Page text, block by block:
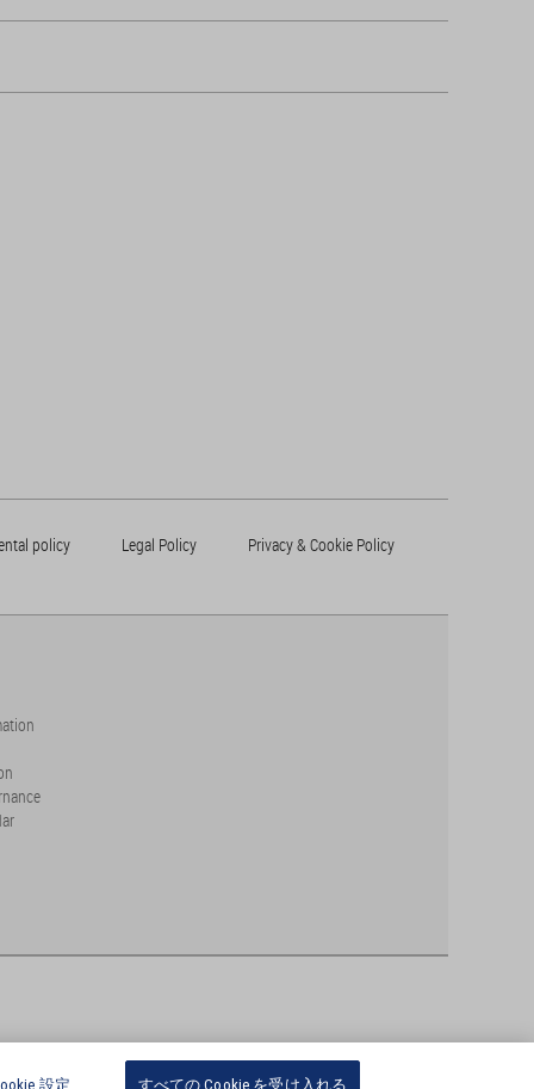
policy Legal Policy Privacy & Cookie Policy
設定 すべての Cookie を受け入れる